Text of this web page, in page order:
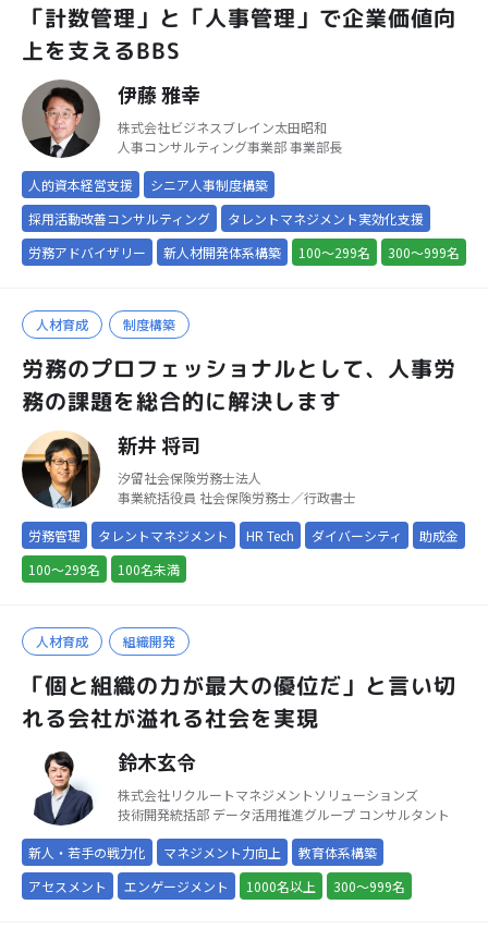
「計数管理」と「人事管理」で企業価値向
上を支えるBBS
伊藤 雅幸
株式会社ビジネスブレイン太田昭和
人事コンサルティング事業部 事業部長
人的資本経営支援
シニア人事制度構築
採用活動改善コンサルティング
タレントマネジメント実効化支援
労務アドバイザリー
新人材開発体系構築 100～299名 300～999名
人材育成 制度構築
労務のプロフェッショナルとして、人事労
務の課題を総合的に解決します
新井 将司
汐留社会保険労務士法人
事業統括役員 社会保険労務士／行政書士
労務管理 タレントマネジメント HR Tech ダイバーシティ
助成金
100～299名
100名未満
人材育成 組織開発
「個と組織の力が最大の優位だ」と言い切
れる会社が溢れる社会を実現
鈴木玄令
株式会社リクルートマネジメントソリューションズ
技術開発統括部 データ活用推進グループ コンサルタント
新人・若手の戦力化 マネジメント力向上
教育体系構築
アセスメント
エンゲージメント 1000名以上 300～999名